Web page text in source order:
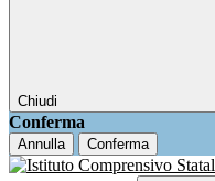
Chiudi
Conferma
Annulla Conferma